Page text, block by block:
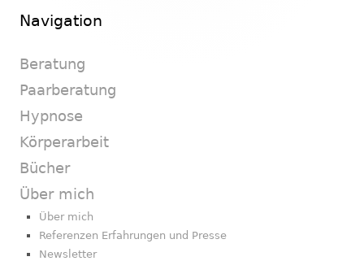
Navigation
Beratung
Paarberatung
Hypnose
Körperarbeit
Bücher
Über mich
Über mich
Referenzen Erfahrungen und Presse
Newsletter